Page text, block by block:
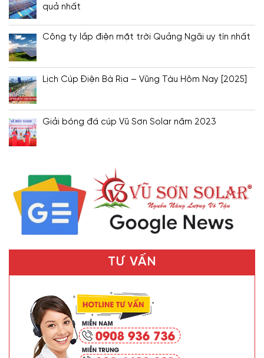
quả nhất
Công ty lắp điện mặt trời Quảng Ngãi uy tín nhất
Lịch Cúp Điện Bà Rịa – Vũng Tàu Hôm Nay [2025]
Giải bóng đá cúp Vũ Sơn Solar năm 2023
TƯ VẤN